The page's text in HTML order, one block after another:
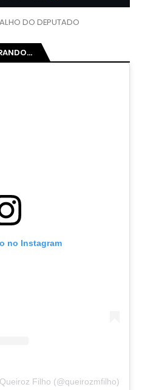
DO DEPUTADO
no Instagram
Filho (@queirozmfilho)